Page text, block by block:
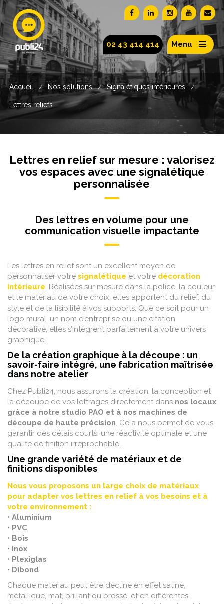
02 43 414 414 Menu
Accueil / Nos solutions / Signalétiques intérieures /
Lettres reliefs
Lettres en relief sur mesure : valorisez
vos espaces avec une signalétique
personnalisée
Des lettres en volume pour une
communication visuelle impactante
Les lettres en relief sont un excellent moyen de
personnaliser votre signalétique et votre décoration
intérieure. Réalisées sur mesure dans la police, la couleur
et le matériau de votre choix, elles apportent du relief, du
style et de la lisibilité à vos supports. Que ce soit pour un
logo mural, un nom d’entreprise ou une citation
décorative, elles s’intègrent parfaitement à votre univers
graphique.
De la création graphique à la découpe : un
savoir-faire intégré, une fabrication maîtrisée
dans notre atelier
Chez Publi24, nous assurons la création, la conception et
la découpe de vos lettrages directement dans nos locaux
grâce à notre studio PAO et à nos machines de
découpe de haute précision. Cela nous permet de vous
garantir des délais courts, une réactivité optimale et une
qualité de finition irréprochable.
Une grande variété de matériaux et de
finitions disponibles
Nous vous proposons un large choix de matériaux
pour adapter vos lettres en relief à vos besoins et à
votre environnement :
• Aluminium
• PVC
• Bois
• Inox
• Plexiglas
• Dibond
Chaque matériau peut être décliné en effet satiné,
métallique, mat, brillant ou brossé, et en différentes